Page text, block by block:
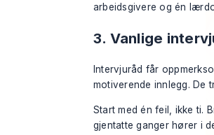
arbeidsgivere og én
3. Vanlige
Intervjuråd får
motiverende innlegg. De
Start med én feil, ikke ti.
gjentatte ganger hører i